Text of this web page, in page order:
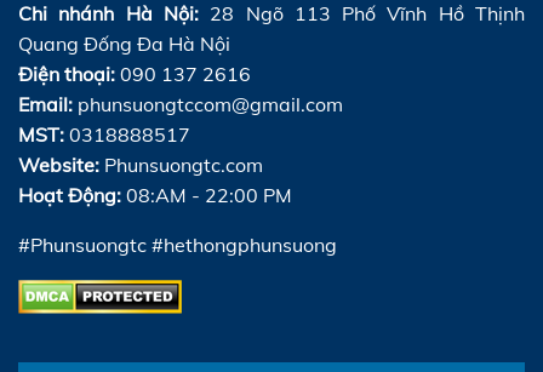
Chi nhánh Hà Nội: 28 Ngõ 113 Phố Vĩnh Hồ Thịnh
Quang Đống Đa Hà Nội
Điện thoại: 090 137 2616
Email: phunsuongtccom@gmail.com
MST: 0318888517
Website: Phunsuongtc.com
Hoạt Động: 08:AM - 22:00 PM
#Phunsuongtc #hethongphunsuong